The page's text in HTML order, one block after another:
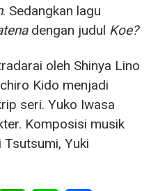
. Sedangkan lagu
dengan judul Koe?
oleh Shinya Lino
Kido menjadi
seri. Yuko Iwasa
Komposisi musik
Yuki